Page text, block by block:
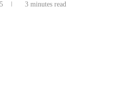
3 minutes read